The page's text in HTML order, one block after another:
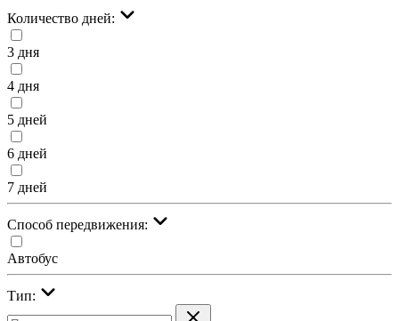
Количество дней:
3 дня
4 дня
5 дней
6 дней
7 дней
Cпособ передвижения:
Автобус
Тип: